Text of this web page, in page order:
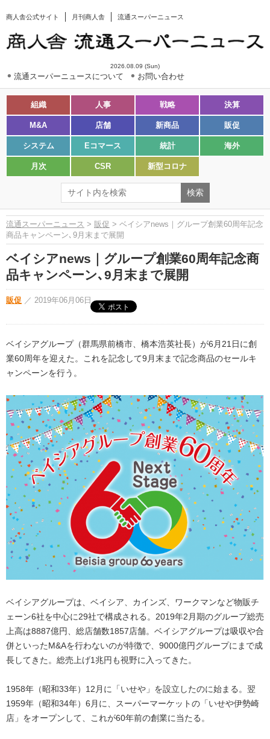
商人舎公式サイト 月刊商人舎 流通スーパーニュース
2026.08.09 (Sun)
流通スーパーニュースについて お問い合わせ
組織 人事 戦略 決算
M&A 店舗 新商品 販促
システム Eコマース 統計 海外
月次 CSR 新型コロナ
流通スーパーニュース > 販促 > ベイシアnews｜グループ創業60周年記念
商品キャンペーン､9月末まで展開
ベイシアnews｜グループ創業60周年記念商
品キャンペーン､9月末まで展開
販促 ／ 2019年06月06日
ベイシアグループ（群馬県前橋市、橋本浩英社長）が6月21日に創
業60周年を迎えた。これを記念して9月末まで記念商品のセールキ
ャンペーンを行う。
ベイシアグループは、ベイシア、カインズ、ワークマンなど物販チ
ェーン6社を中心に29社で構成される。2019年2月期のグループ総売
上高は8887億円、総店舗数1857店舗。ベイシアグループは吸収や合
併といったM&Aを行わないのが特徴で、9000億円グループにまで成
長してきた。総売上げ1兆円も視野に入ってきた。
1958年（昭和33年）12月に「いせや」を設立したのに始まる。翌
1959年（昭和34年）6月に、スーパーマーケットの「いせや伊勢崎
店」をオープンして、これが60年前の創業に当たる。